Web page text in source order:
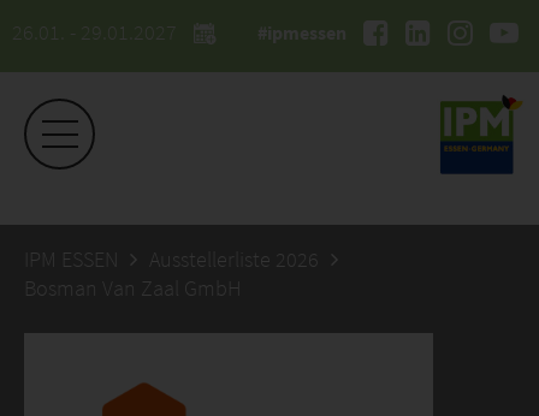
26.01. - 29.01.2027 #ipmessen
IPM ESSEN
Ausstellerliste 2026
Bosman Van Zaal GmbH